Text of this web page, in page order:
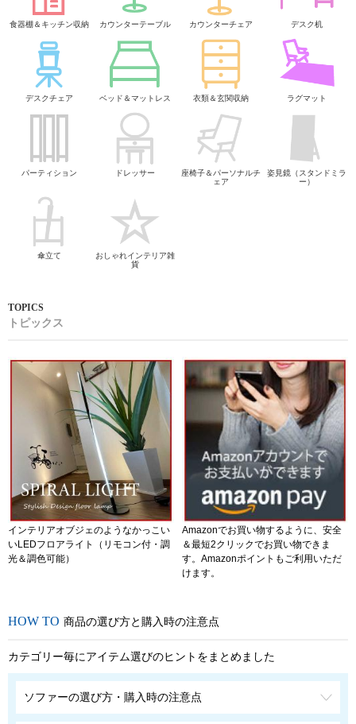
食器棚＆キッチン収納 カウンターテーブル カウンターチェア デスク机
デスクチェア ベッド＆マットレス 衣類＆玄関収納 ラグマット
パーティション ドレッサー
座椅子＆パーソナルチ
ェア
姿見鏡（スタンドミラ
ー）
傘立て
おしゃれインテリア雑
貨
トピックス
インテリアオブジェのようなかっこい
いLEDフロアライト（リモコン付・調
光＆調色可能）
Amazonでお買い物するように、安全
＆最短2クリックでお買い物できま
す。Amazonポイントもご利用いただ
けます。
商品の選び方と購入時の注意点
カテゴリー毎にアイテム選びのヒントをまとめました
ソファーの選び方・購入時の注意点